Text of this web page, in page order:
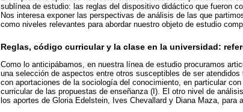
sublínea de estudio: las reglas del dispositivo didáctico que fueron
Nos interesa exponer las perspectivas de análisis de las que
como niveles relevantes para abordar nuestro objeto de estudio
Reglas, código curricular y la clase en la universidad:
Como lo anticipábamos, en nuestra línea de estudio procuramos
una selección de aspectos entre otros susceptibles de ser
con aportaciones de la sociología del conocimiento, en particular
curricular de las propuestas de enseñanza (I). El otro nivel de
los aportes de Gloria Edelstein, Ives Chevallard y Diana Maza, para